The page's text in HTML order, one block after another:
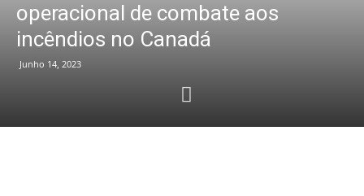
operacional de combate aos
incêndios no Canadá
Junho 14, 2023